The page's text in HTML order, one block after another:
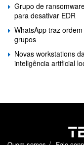
Grupo de
para desativar EDR
WhatsApp traz
grupos
Novas workstations
inteligência artificial